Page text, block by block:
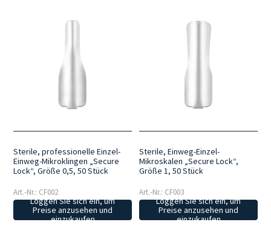
Sterile, professionelle Einzel-
Einweg-Mikroklingen „Secure
Lock“, Größe 0,5, 50 Stück
Art.-Nr.: CF002
Loggen Sie sich ein, um
Preise anzusehen und
einzukaufen
Sterile, Einweg-Einzel-
Mikroskalen „Secure Lock“,
Größe 1, 50 Stück
Art.-Nr.: CF003
Loggen Sie sich ein, um
Preise anzusehen und
einzukaufen